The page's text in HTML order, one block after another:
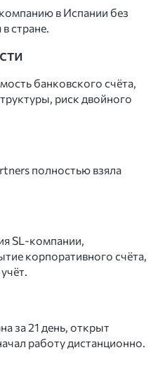
в Испании без
стране.
банковского счёта,
риск двойного
полностью взяла
SL-компании,
корпоративного счёта,
за 21 день, открыт
работу дистанционно.